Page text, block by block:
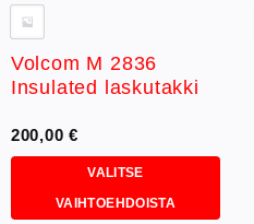
Volcom M 2836
Insulated laskutakki
200,00€
VALITSE
VAIHTOEHDOISTA